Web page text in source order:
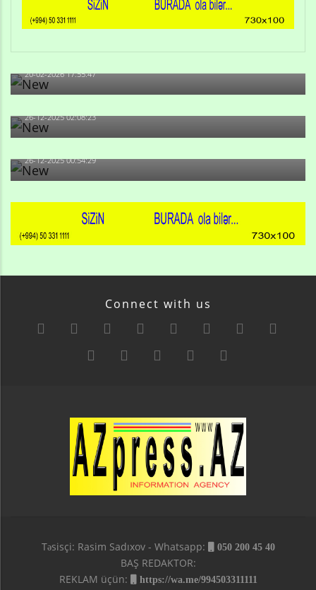
Qulu Məhərrəmli: Sosial şəbəkələrdə söyüş niyə artıb?
20-02-2026 17:55:47
Məni bura NAZİR GÖNDƏRİB - 1937-ci ildən fəaliyyətdə
26-12-2025 02:08:23
-Ay qız, sən məhkəməni udmayacaqsan... Sən bilirsən
də, məni...
26-12-2025 00:54:29
Connect with us
Təsisçi: Rasim Sadıxov - Whatsapp: 050 200 45 40
BAŞ REDAKTOR:
REKLAM üçün:
https://wa.me/994503311111